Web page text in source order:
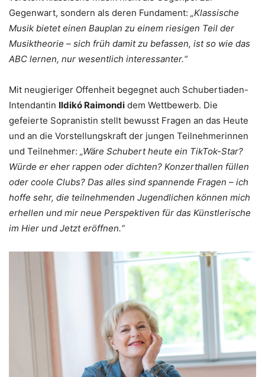
Gegenwart, sondern als deren Fundament: „Klassische
Musik bietet einen Bauplan zu einem riesigen Teil der
Musiktheorie – sich früh damit zu befassen, ist so wie das
ABC lernen, nur wesentlich interessanter.“
Mit neugieriger Offenheit begegnet auch Schubertiaden-
Intendantin Ildikó Raimondi dem Wettbewerb. Die
gefeierte Sopranistin stellt bewusst Fragen an das Heute
und an die Vorstellungskraft der jungen Teilnehmerinnen
und Teilnehmer: „Wäre Schubert heute ein TikTok-Star?
Würde er eher rappen oder dichten? Konzerthallen füllen
oder coole Clubs? Das alles sind spannende Fragen – ich
hoffe sehr, die teilnehmenden Jugendlichen können mich
erhellen und mir neue Perspektiven für das Künstlerische
im Hier und Jetzt eröffnen.“